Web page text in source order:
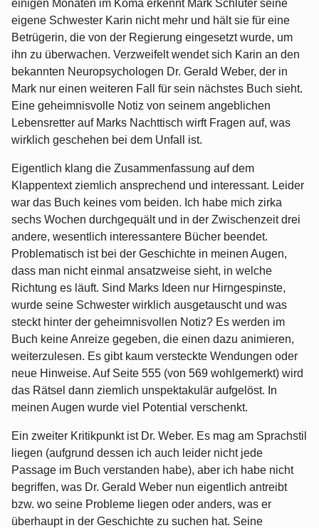
einigen Monaten im Koma erkennt Mark Schluter seine
eigene Schwester Karin nicht mehr und hält sie für eine
Betrügerin, die von der Regierung eingesetzt wurde, um
ihn zu überwachen. Verzweifelt wendet sich Karin an den
bekannten Neuropsychologen Dr. Gerald Weber, der in
Mark nur einen weiteren Fall für sein nächstes Buch sieht.
Eine geheimnisvolle Notiz von seinem angeblichen
Lebensretter auf Marks Nachttisch wirft Fragen auf, was
wirklich geschehen bei dem Unfall ist.
Eigentlich klang die Zusammenfassung auf dem
Klappentext ziemlich ansprechend und interessant. Leider
war das Buch keines vom beiden. Ich habe mich zirka
sechs Wochen durchgequält und in der Zwischenzeit drei
andere, wesentlich interessantere Bücher beendet.
Problematisch ist bei der Geschichte in meinen Augen,
dass man nicht einmal ansatzweise sieht, in welche
Richtung es läuft. Sind Marks Ideen nur Hirngespinste,
wurde seine Schwester wirklich ausgetauscht und was
steckt hinter der geheimnisvollen Notiz? Es werden im
Buch keine Anreize gegeben, die einen dazu animieren,
weiterzulesen. Es gibt kaum versteckte Wendungen oder
neue Hinweise. Auf Seite 555 (von 569 wohlgemerkt) wird
das Rätsel dann ziemlich unspektakulär aufgelöst. In
meinen Augen wurde viel Potential verschenkt.
Ein zweiter Kritikpunkt ist Dr. Weber. Es mag am Sprachstil
liegen (aufgrund dessen ich auch leider nicht jede
Passage im Buch verstanden habe), aber ich habe nicht
begriffen, was Dr. Gerald Weber nun eigentlich antreibt
bzw. wo seine Probleme liegen oder anders, was er
überhaupt in der Geschichte zu suchen hat. Seine